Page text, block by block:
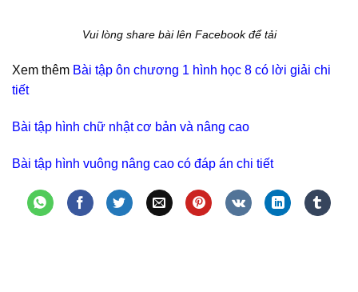
Vui lòng share bài lên Facebook để tải
Xem thêm Bài tập ôn chương 1 hình học 8 có lời giải chi
tiết
Bài tập hình chữ nhật cơ bản và nâng cao
Bài tập hình vuông nâng cao có đáp án chi tiết